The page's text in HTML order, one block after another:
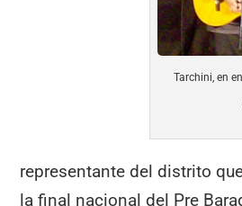
Tarchini, en
representante del distrito
la final nacional del Pre